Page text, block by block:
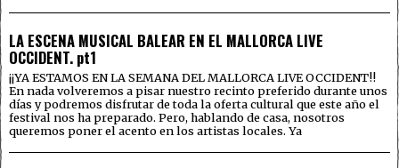
LA ESCENA MUSICAL BALEAR EN EL MALLORCA LIVE
OCCIDENT. pt1
¡¡YA ESTAMOS EN LA SEMANA DEL MALLORCA LIVE OCCIDENT!!
En nada volveremos a pisar nuestro recinto preferido durante unos
días y podremos disfrutar de toda la oferta cultural que este año el
festival nos ha preparado. Pero, hablando de casa, nosotros
queremos poner el acento en los artistas locales. Ya